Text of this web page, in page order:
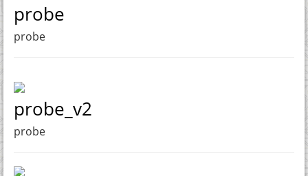
probe
probe
probe_v2
probe